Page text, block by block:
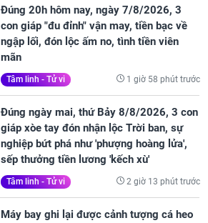
Đúng 20h hôm nay, ngày 7/8/2026, 3
con giáp "đu đỉnh" vận may, tiền bạc về
ngập lối, đón lộc ấm no, tình tiền viên
mãn
Tâm linh - Tử vi 1 giờ 58 phút trước
Đúng ngày mai, thứ Bảy 8/8/2026, 3 con
giáp xòe tay đón nhận lộc Trời ban, sự
nghiệp bứt phá như 'phượng hoàng lửa',
sếp thưởng tiền lương 'kếch xù'
Tâm linh - Tử vi 2 giờ 13 phút trước
Máy bay ghi lại được cảnh tượng cá heo